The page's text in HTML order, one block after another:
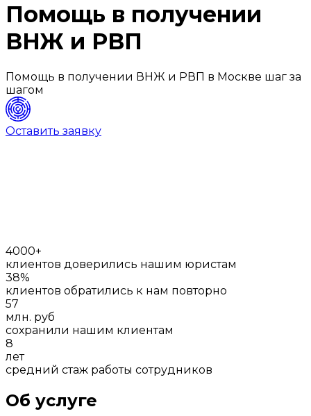
Помощь в получении
ВНЖ и РВП
Помощь в получении ВНЖ и РВП в Москве шаг за
шагом
Оставить заявку
4000+
клиентов доверились нашим юристам
38%
клиентов обратились к нам повторно
57
млн. руб
сохранили нашим клиентам
8
лет
средний стаж работы сотрудников
Об услуге